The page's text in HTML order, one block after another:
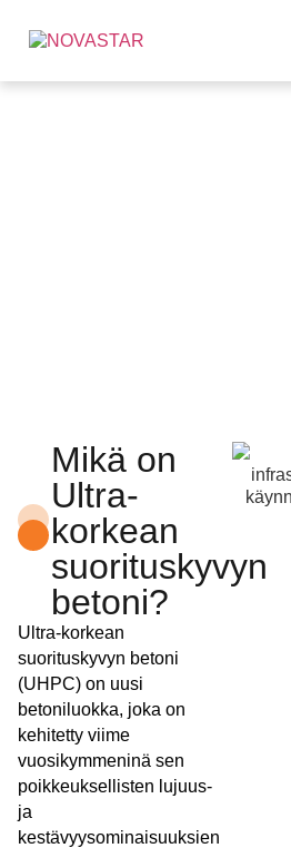
Mikä on
Ultra-
korkean
suorituskyvyn
betoni?
Ultra-korkean
suorituskyvyn betoni
(UHPC) on uusi
betoniluokka, joka on
kehitetty viime
vuosikymmeninä sen
poikkeuksellisten lujuus-
ja
kestävyysominaisuuksien